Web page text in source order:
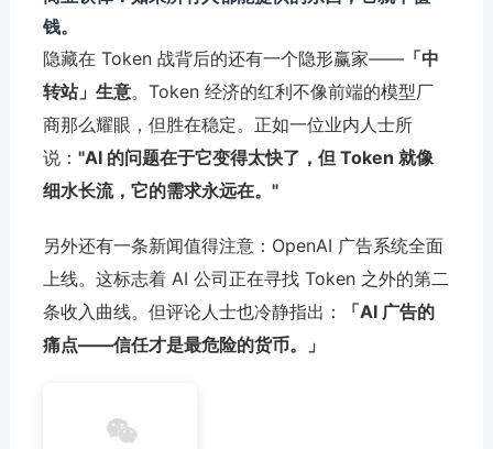
钱。
隐藏在 Token 战背后的还有一个隐形赢家——「中
转站」生意。Token 经济的红利不像前端的模型厂
商那么耀眼，但胜在稳定。正如一位业内人士所
说： "AI 的问题在于它变得太快了，但 Token 就像
细水长流，它的需求永远在。"
另外还有一条新闻值得注意：OpenAI 广告系统全面
上线。这标志着 AI 公司正在寻找 Token 之外的第二
条收入曲线。但评论人士也冷静指出：
「AI 广告的
痛点——信任才是最危险的货币。」